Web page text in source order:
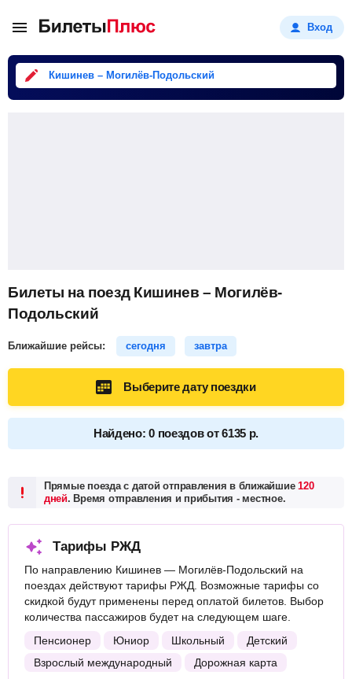
Вход
Кишинев – Могилёв-Подольский
Билеты на поезд Кишинев – Могилёв-
Подольский
Ближайшие рейсы: сегодня завтра
Выберите дату поездки
Найдено: 0 поездов от 6135 р.
Прямые поезда с датой отправления в ближайшие120
дней. Время отправления и прибытия - местное.
Тарифы РЖД
По направлению Кишинев — Могилёв-Подольский на
поездах действуют тарифы РЖД. Возможные тарифы со
скидкой будут применены перед оплатой билетов. Выбор
количества пассажиров будет на следующем шаге.
Пенсионер
Юниор Школьный
Детский
Взрослый международный
Дорожная карта